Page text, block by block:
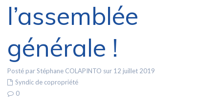
l’assemblée
générale !
Posté par Stéphane COLAPINTO sur 12 juillet 2019
Syndic de copropriété
0